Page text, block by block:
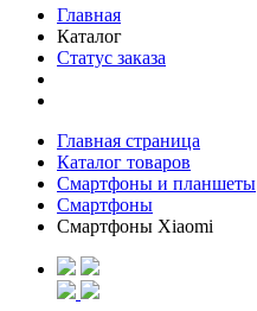
Главная
Каталог
Статус заказа
Главная страница
Каталог товаров
Смартфоны и планшеты
Смартфоны
Смартфоны Xiaomi